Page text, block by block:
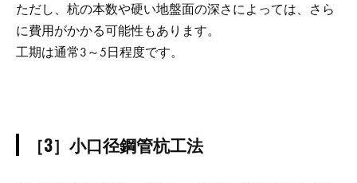
ただし、杭の本数や硬い地盤面の深さによっては、さら
に費用がかかる可能性もあります。
工期は通常3～5日程度です。
［3］小口径鋼管杭工法